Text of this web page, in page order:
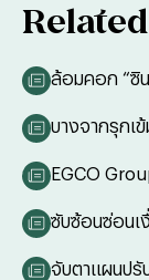
ล้อมคอก “ซิ
บางจากรุกเข้
EGCO
ซับซ้อนซ่อนเ
จับตาแผนปรั